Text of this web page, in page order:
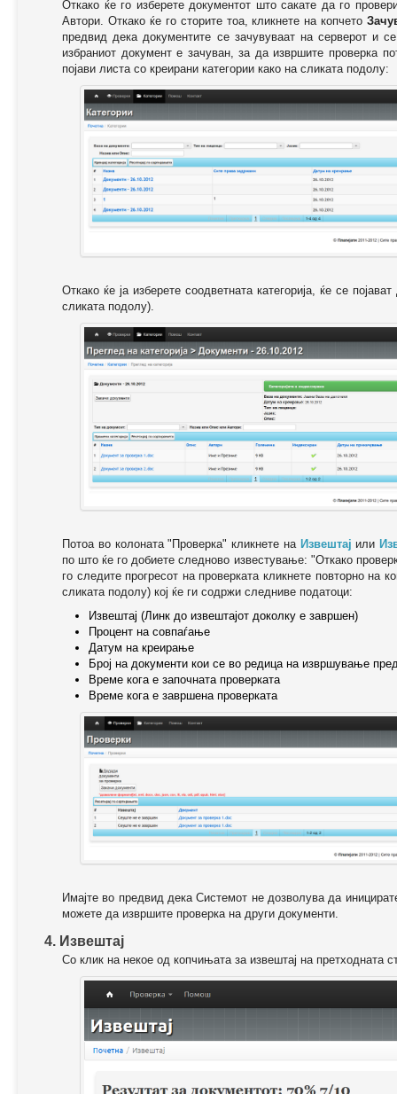
Откако ќе го изберете документот што сакате да го
Автори. Откако ќе го сторите тоа, кликнете на копчето
предвид дека документите се зачувуваат на серверот и
избраниот документ е зачуван, за да извршите проверка
појави листа со креирани категории како на сликата подолу:
Откако ќе ја изберете соодветната категорија, ќе се
сликата подолу).
Потоа во колоната "Проверка" кликнете на Извештај или
по што ќе го добиете следново известување: "Oткако
го следите прогресот на проверката кликнете повторно на
сликата подолу) кој ќе ги содржи следниве податоци:
Извештај (Линк до извештајот доколку е завршен)
Процент на совпаѓање
Датум на креирање
Број на документи кои се во редица на извршување
Време кога е започната проверката
Време кога е завршена проверката
Имајте во предвид дека Системот не дозволува да
можете да извршите проверка на други документи.
4. Извештај
Со клик на некое од копчињата за извештај на претходната